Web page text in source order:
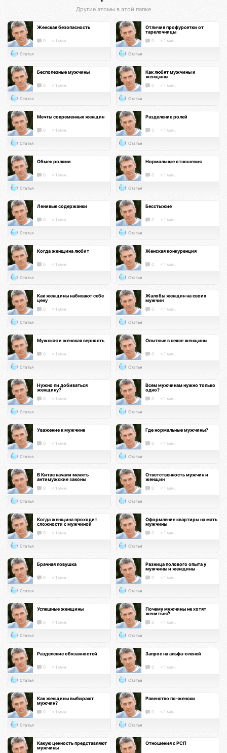
Другие атомы в этой папке
Женская безопасность
0 < 1 мин.
Статья
Отличия профурсетки от
тарелочницы
0 < 1 мин.
Статья
Бесполезные мужчины
0 < 1 мин.
Статья
Как любят мужчины и
женщины
0 < 1 мин.
Статья
Мечты современных женщин
0 < 1 мин.
Статья
Разделение ролей
0 < 1 мин.
Статья
Обмен ролями
0 < 1 мин.
Статья
Нормальные отношения
0 < 1 мин.
Статья
Ленивые содержанки
0 < 1 мин.
Статья
Бесстыжие
0 < 1 мин.
Статья
Когда женщина любит
0 < 1 мин.
Статья
Женская конкуренция
0 < 1 мин.
Статья
Как женщины набивают себе
цену
0 < 1 мин.
Статья
Жалобы женщин на своих
мужчин
0 < 1 мин.
Статья
Мужская и женская верность
0 < 1 мин.
Статья
Опытные в сексе женщины
0 < 1 мин.
Статья
Нужно ли добиваться
женщину?
0 < 1 мин.
Статья
Всем мужчинам нужно только
одно?
0 < 1 мин.
Статья
Уважение к мужчине
0 < 1 мин.
Статья
Где нормальные мужчины?
0 < 1 мин.
Статья
В Китае начали менять
антимужские законы
0 < 1 мин.
Статья
Ответственность мужчин и
женщин
0 < 1 мин.
Статья
Когда женщина проходит
сложности с мужчиной
0 < 1 мин.
Статья
Оформление квартиры на мать
мужчины
0 < 1 мин.
Статья
Брачная ловушка
0 < 1 мин.
Статья
Разница полового опыта у
мужчины и женщины
0 < 1 мин.
Статья
Успешные женщины
0 < 1 мин.
Статья
Почему мужчины не хотят
жениться?
0 < 1 мин.
Статья
Разделение обязанностей
0 < 1 мин.
Статья
Запрос на альфа-оленей
0 < 1 мин.
Статья
Как женщины выбирают
мужчин?
0 < 1 мин.
Статья
Равенство по-женски
0 < 1 мин.
Статья
Какую ценность представляют
мужчины
Отношения с РСП